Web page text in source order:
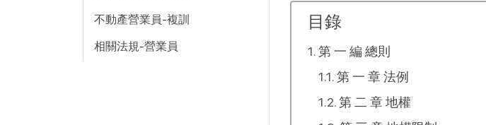
不動產營業員-複訓
相關法規-營業員
目錄
第 一 編 總則
第 一 章 法例
第 二 章 地權